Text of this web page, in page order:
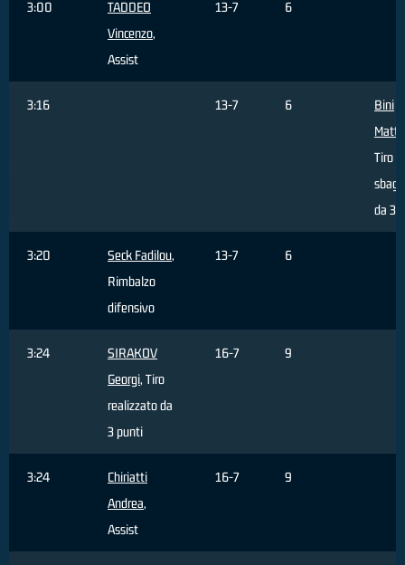
3:00
TADDEO
Vincenzo,
Assist
13-7 6
3:16 13-7 6
Bini
Tiro
da 3
3:20 Seck Fadilou,
Rimbalzo
difensivo
13-7 6
3:24
SIRAKOV
Georgi, Tiro
realizzato da
3 punti
16-7 9
3:24
Chiriatti
Andrea,
Assist
16-7 9